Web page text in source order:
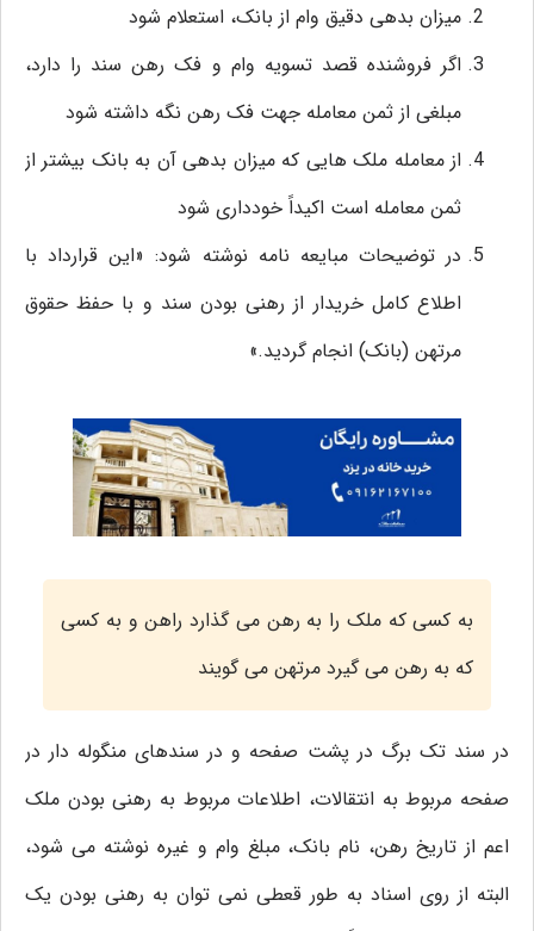
میزان بدهی دقیق وام از بانک، استعلام شود
اگر فروشنده قصد تسویه وام و فک رهن سند را دارد،
مبلغی از ثمن معامله جهت فک رهن نگه داشته شود
از معامله ملک هایی که میزان بدهی آن به بانک بیشتر از
ثمن معامله است اکیداً خودداری شود
در توضیحات مبایعه نامه نوشته شود: «این قرارداد با
اطلاع کامل خریدار از رهنی بودن سند و با حفظ حقوق
مرتهن (بانک) انجام گردید.»
به کسی که ملک را به رهن می گذارد راهن و به کسی
که به رهن می گیرد مرتهن می گویند
در سند تک برگ در پشت صفحه و در سندهای منگوله دار در
صفحه مربوط به انتقالات، اطلاعات مربوط به رهنی بودن ملک
اعم از تاریخ رهن، نام بانک، مبلغ وام و غیره نوشته می شود،
البته از روی اسناد به طور قعطی نمی توان به رهنی بودن یک